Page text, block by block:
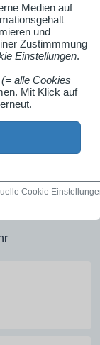
oder
Unternehmen:
Medien auf
und
Zustimmmung
Einstellungen.
alle Cookies
Mit Klick auf
Cookie